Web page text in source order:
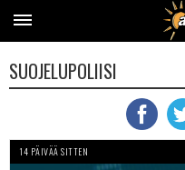
SUOJELUPOLIISI
14 PÄIVÄÄ SITTEN